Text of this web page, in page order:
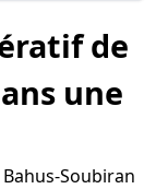
de
une
Soubiran